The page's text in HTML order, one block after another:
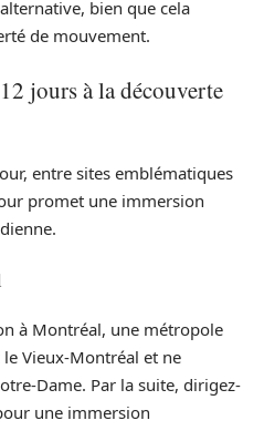
bien que cela
de mouvement.
jours à la découverte
entre sites emblématiques
promet une immersion
à Montréal, une métropole
Vieux-Montréal et ne
Dame. Par la suite, dirigez-
une immersion